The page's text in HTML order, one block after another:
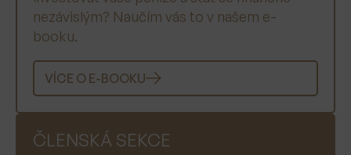
nezávislým? Naučím vás to v našem e-
booku.
VÍCE O E-BOOKU
ČLENSKÁ SEKCE